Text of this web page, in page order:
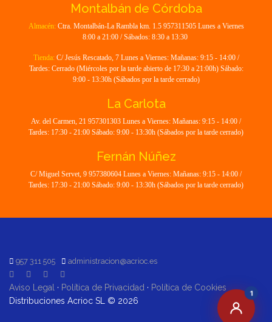
Montalbán de Córdoba
Almacén: Ctra. Montalbán-La Rambla km. 1.5 957311505 Lunes a Viernes
8:00 a 21:00 / Sábados: 8:30 a 13:30
Tienda: C/ Jesús Rescatado, 7 Lunes a Viernes: Mañanas: 9:15 - 14:00 /
Tardes: Cerrado (Miércoles por la tarde abierto de 17:30 a 21:00h) Sábado:
9:00 - 13:30h (Sábados por la tarde cerrado)
La Carlota
Av. del Carmen, 21 957301303 Lunes a Viernes: Mañanas: 9:15 - 14:00 /
Tardes: 17:30 - 21:00 Sábado: 9:00 - 13:30h (Sábados por la tarde cerrado)
Fernán Núñez
C/ Miguel Servet, 9 957380604 Lunes a Viernes: Mañanas: 9:15 - 14:00 /
Tardes: 17:30 - 21:00 Sábado: 9:00 - 13:30h (Sábados por la tarde cerrado)
957 311 505 administracion@acrioc.es
Aviso Legal · Política de Privacidad · Política de Cookies
Distribuciones Acrioc SL © 2026
1